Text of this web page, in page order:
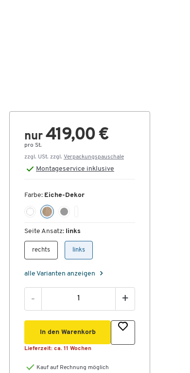
nur 419,00 €
pro St.
zzgl. USt. zzgl. Verpackungspauschale
Montageservice inklusive
Farbe: Eiche-Dekor
Seite Ansatz: links
rechts links
alle Varianten anzeigen
- +
In den Warenkorb
Lieferzeit: ca. 11 Wochen
Kauf auf Rechnung möglich